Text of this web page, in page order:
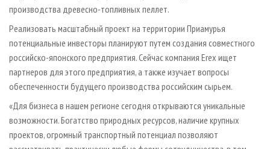
ПРОИЗВОДСТВО МЕБЕЛИ
БИОЭНЕРГЕТИКА
ЦБП
ИНСТРУМЕНТ И МАТЕРИАЛЫ
ПРИОРИТЕТНЫЕ ИНВЕСТПРОЕКТЫ
RUSSIAN FORESTRY REVIEW
ГАЗЕТА ЛЕСПРОМФОРУМ
БИБЛИОТЕКА СПЕЦИАЛИСТА
производства древесно-топливных пеллет.
Реализовать масштабный проект на территории Приамурья
потенциальные инвесторы планируют путем создания совместного
российско-японского предприятия. Сейчас компания Erex ищет
партнеров для этого предприятия, а также изучает вопросы
обеспеченности будущего производства российским сырьем.
«Для бизнеса в нашем регионе сегодня открываются уникальные
возможности. Богатство природных ресурсов, наличие крупных
проектов, огромный транспортный потенциал позволяют